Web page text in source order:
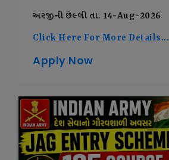
અરજીની છેલ્લી તા. 14-Aug-2026
Click Here For More Details...
Apply Now